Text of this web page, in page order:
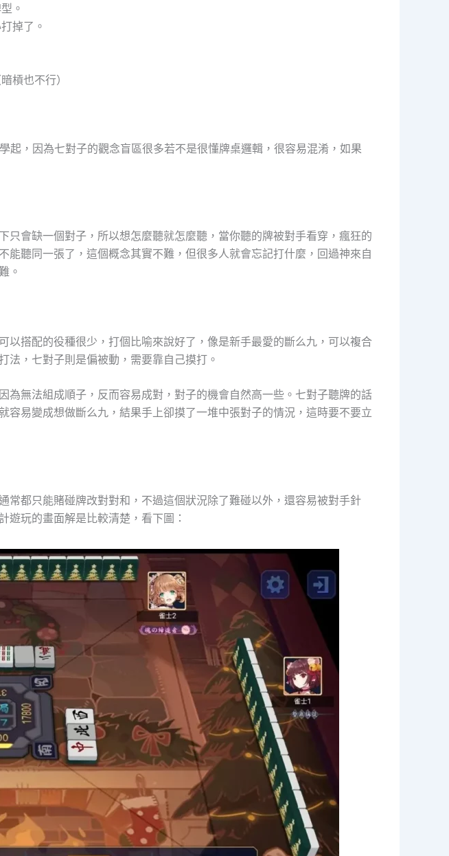
。
掉了。
槓也不行）
，因為七對子的觀念盲區很多若不是很懂牌桌邏輯，很容易混淆，如果
會缺一個對子，所以想怎麼聽就怎麼聽，當你聽的牌被對手看穿，瘋狂的
聽同一張了，這個概念其實不難，但很多人就會忘記打什麼，回過神來自
。
搭配的役種很少，打個比喻來說好了，像是新手最愛的斷么九，可以複合
法，七對子則是偏被動，需要靠自己摸打。
無法組成順子，反而容易成對，對子的機會自然高一些。七對子聽牌的話
易變成想做斷么九，結果手上卻摸了一堆中張對子的情況，這時要不要立
都只能賭碰牌改對對和，不過這個狀況除了難碰以外，還容易被對手針
玩的畫面解是比較清楚，看下圖：